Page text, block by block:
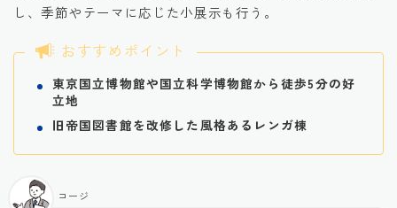
し、季節やテーマに応じた小展示も行う。
おすすめポイント
東京国立博物館や国立科学博物館から徒歩5分の好
立地
旧帝国図書館を改修した風格あるレンガ棟
コージ